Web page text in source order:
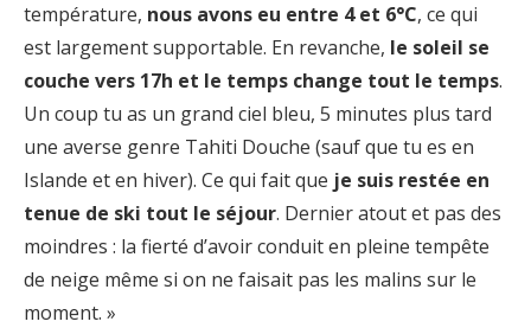
température, nous avons eu entre 4 et 6°C, ce qui
est largement supportable. En revanche, le soleil se
couche vers 17h et le temps change tout le temps.
Un coup tu as un grand ciel bleu, 5 minutes plus tard
une averse genre Tahiti Douche (sauf que tu es en
Islande et en hiver). Ce qui fait que je suis restée en
tenue de ski tout le séjour. Dernier atout et pas des
moindres : la fierté d’avoir conduit en pleine tempête
de neige même si on ne faisait pas les malins sur le
moment. »